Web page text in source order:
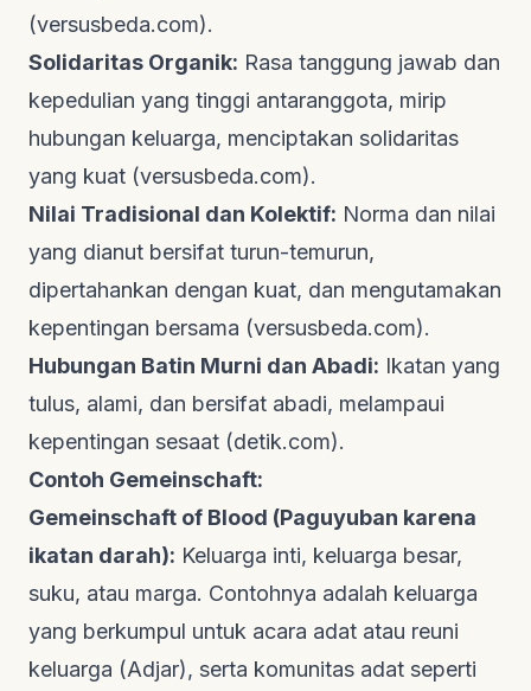
(versusbeda.com).
Solidaritas Organik: Rasa tanggung jawab dan
kepedulian yang tinggi antaranggota, mirip
hubungan keluarga, menciptakan solidaritas
yang kuat (versusbeda.com).
Nilai Tradisional dan Kolektif: Norma dan nilai
yang dianut bersifat turun-temurun,
dipertahankan dengan kuat, dan mengutamakan
kepentingan bersama (versusbeda.com).
Hubungan Batin Murni dan Abadi: Ikatan yang
tulus, alami, dan bersifat abadi, melampaui
kepentingan sesaat (detik.com).
Contoh Gemeinschaft:
Gemeinschaft of Blood (Paguyuban karena
ikatan darah): Keluarga inti, keluarga besar,
suku, atau marga. Contohnya adalah keluarga
yang berkumpul untuk acara adat atau reuni
keluarga (Adjar), serta komunitas adat seperti